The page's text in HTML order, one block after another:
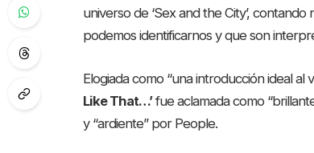
universo de ‘Sex and the City’,
podemos identificarnos y que son
Elogiada como “una introducción ideal
Like That…’fue aclamada como
y “ardiente” por People.